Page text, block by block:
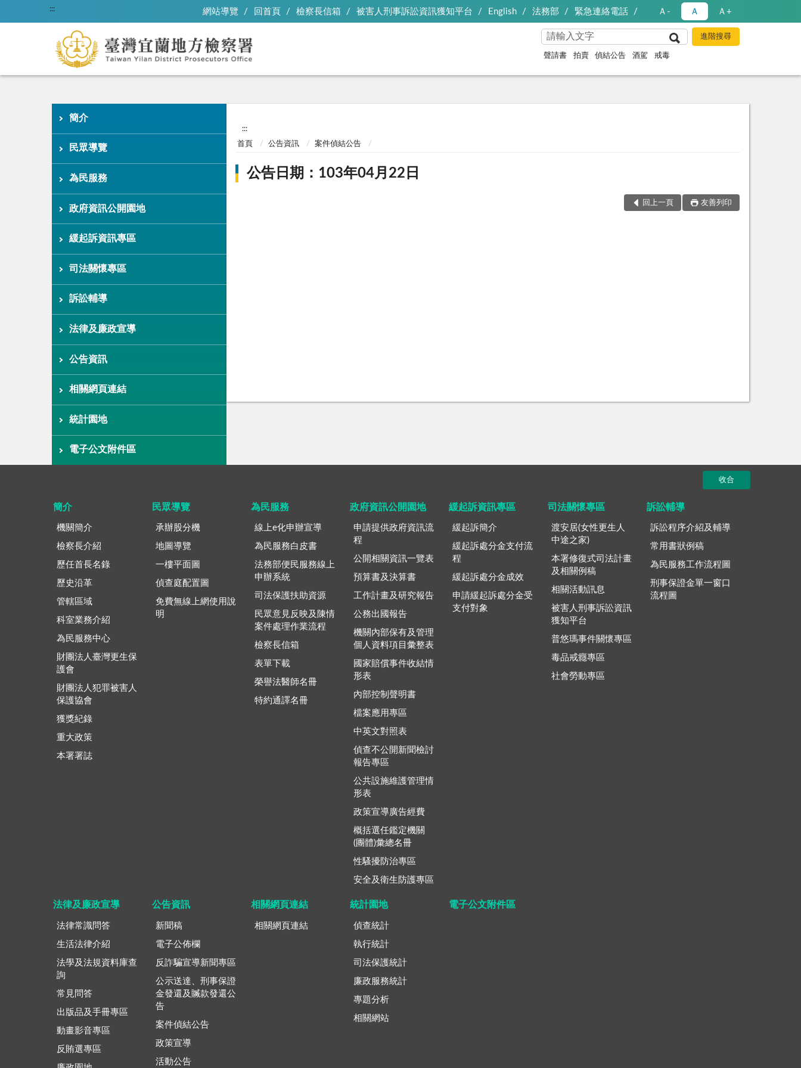
::: 網站導覽 回首頁 檢察長信箱 被害人刑事訴訟資訊獲知平台 English 法務部 緊急連絡電話 Ａ- Ａ Ａ+
聲請書 拍賣 偵結公告 酒駕 戒毒
簡介
民眾導覽
為民服務
政府資訊公開園地
緩起訴資訊專區
司法關懷專區
訴訟輔導
法律及廉政宣導
公告資訊
相關網頁連結
統計園地
電子公文附件區
:::
首頁 公告資訊 案件偵結公告
公告日期：103年04月22日
回上一頁 友善列印
收合
簡介
機關簡介
檢察長介紹
歷任首長名錄
歷史沿革
管轄區域
科室業務介紹
為民服務中心
財團法人臺灣更生保
護會
財團法人犯罪被害人
保護協會
獲獎紀錄
重大政策
本署署誌
民眾導覽
承辦股分機
地圖導覽
一樓平面圖
偵查庭配置圖
免費無線上網使用說
明
為民服務
線上e化申辦宣導
為民服務白皮書
法務部便民服務線上
申辦系統
司法保護扶助資源
民眾意見反映及陳情
案件處理作業流程
檢察長信箱
表單下載
榮譽法醫師名冊
特約通譯名冊
政府資訊公開園地
申請提供政府資訊流
程
公開相關資訊一覽表
預算書及決算書
工作計畫及研究報告
公務出國報告
機關內部保有及管理
個人資料項目彙整表
國家賠償事件收結情
形表
內部控制聲明書
檔案應用專區
中英文對照表
偵查不公開新聞檢討
報告專區
公共設施維護管理情
形表
政策宣導廣告經費
概括選任鑑定機關
(團體)彙總名冊
性騷擾防治專區
安全及衛生防護專區
緩起訴資訊專區
緩起訴簡介
緩起訴處分金支付流
程
緩起訴處分金成效
申請緩起訴處分金受
支付對象
司法關懷專區
渡安居(女性更生人
中途之家)
本署修復式司法計畫
及相關例稿
相關活動訊息
被害人刑事訴訟資訊
獲知平台
普悠瑪事件關懷專區
毒品戒癮專區
社會勞動專區
訴訟輔導
訴訟程序介紹及輔導
常用書狀例稿
為民服務工作流程圖
刑事保證金單一窗口
流程圖
法律及廉政宣導
法律常識問答
生活法律介紹
法學及法規資料庫查
詢
常見問答
出版品及手冊專區
動畫影音專區
反賄選專區
公告資訊
新聞稿
電子公佈欄
反詐騙宣導新聞專區
公示送達、刑事保證
金發還及贓款發還公
告
案件偵結公告
政策宣導
活動公告
相關網頁連結
相關網頁連結
統計園地
偵查統計
執行統計
司法保護統計
廉政服務統計
專題分析
相關網站
電子公文附件區